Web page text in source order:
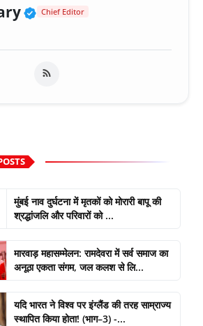
Verified Public Figure
Chief Editor
मुंबई नाव दुर्घटना में मृतकों को मोरारी बापू की
श्रद्धांजलि और परिवारों को ...
मारवाड़ महासम्मेलन: रामदेवरा में सर्व समाज का
अनूठा एकता संगम, जल कलश से लि...
यदि भारत ने विश्व पर इंग्लैंड की तरह साम्राज्य
स्थापित किया होता! (भाग–3) -...